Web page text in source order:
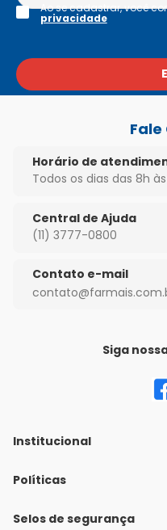
Ao se cadastrar, você
privacidade
Fale
Horário de
Todos os dias das 8h às
Central de Ajuda
(11) 3777-0800
Contato e-mail
Siga
Institucional
Quem Somos
Nossas lojas
Políticas
Política de Envio
Selos de segurança